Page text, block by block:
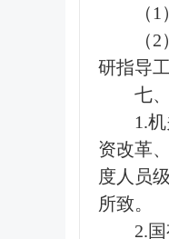
（
（
研指导
七
1.
资改革
度人员
所致。
2.